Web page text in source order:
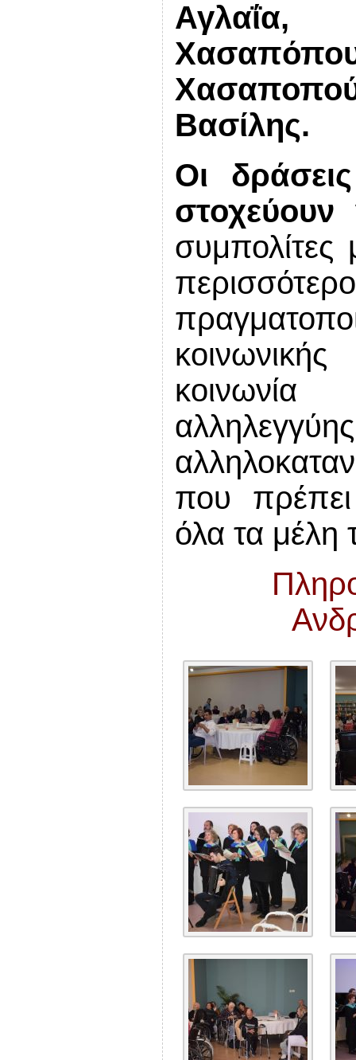
Βασίλης.
Οι
που
όλα τα μέλη